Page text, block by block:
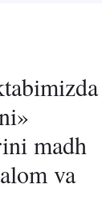
madh
va